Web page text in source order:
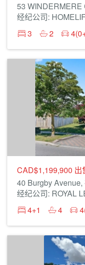
53 WINDERMERE
经纪公司:
3
2
CAD$1,199,900 出
40 Burgby
经纪公司: ROYAL
4+1
4